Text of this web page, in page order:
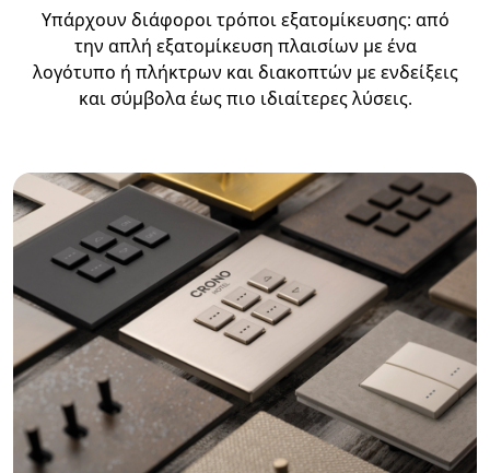
Υπάρχουν διάφοροι τρόποι εξατομίκευσης: από
την απλή εξατομίκευση πλαισίων με ένα
λογότυπο ή πλήκτρων και διακοπτών με ενδείξεις
και σύμβολα έως πιο ιδιαίτερες λύσεις.